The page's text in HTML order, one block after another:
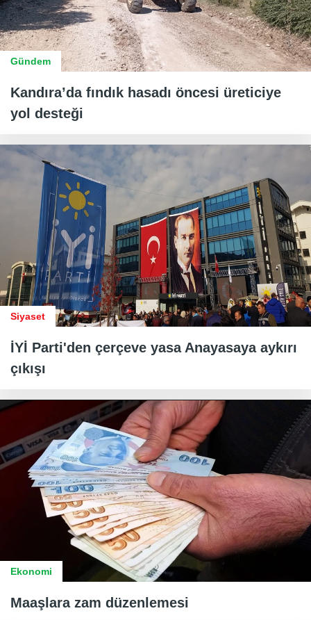
Gündem
Kandıra’da fındık hasadı öncesi üreticiye
yol desteği
Siyaset
İYİ Parti'den çerçeve yasa Anayasaya aykırı
çıkışı
Ekonomi
Maaşlara zam düzenlemesi